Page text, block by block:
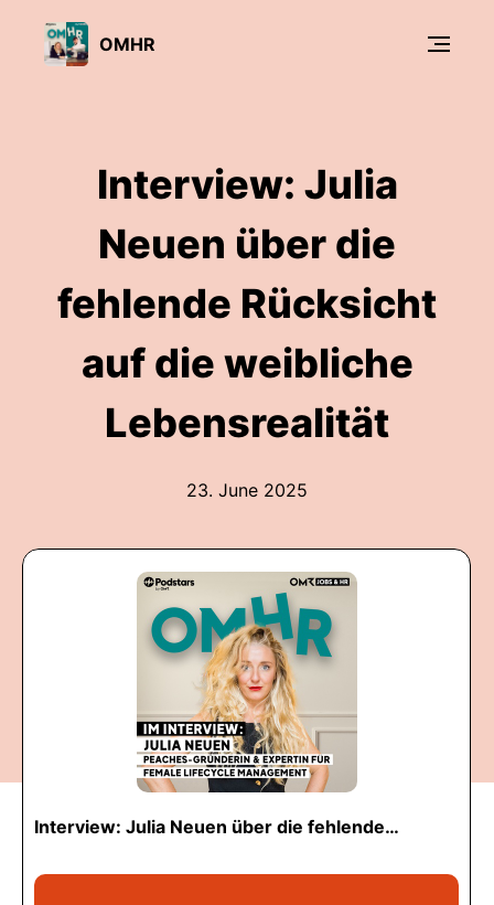
OMHR
Interview: Julia
Neuen über die
fehlende Rücksicht
auf die weibliche
Lebensrealität
23. June 2025